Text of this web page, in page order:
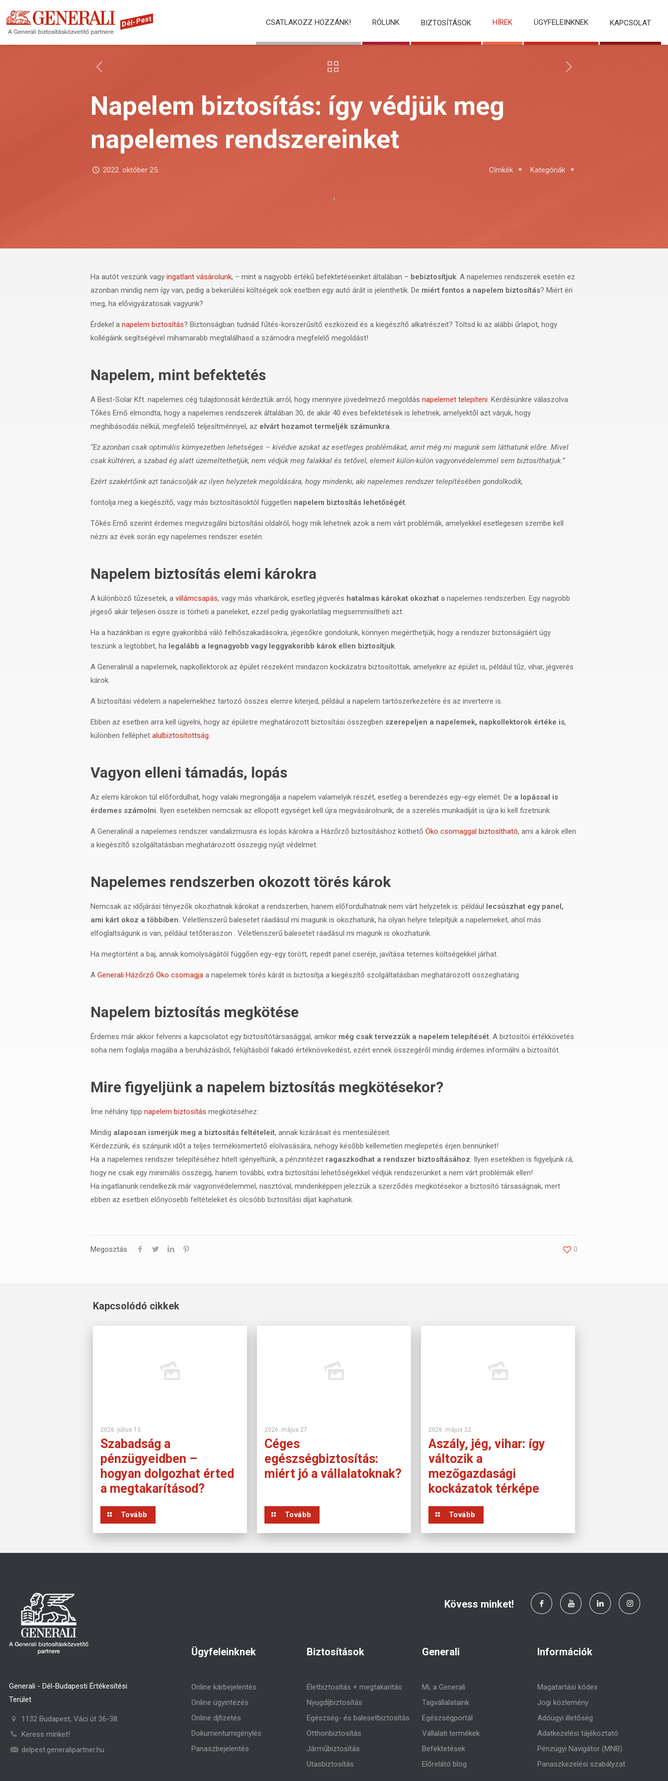
Dél-Pest CSATLAKOZZ HOZZÁNK! RÓLUNK BIZTOSÍTÁSOK HÍREK ÜGYFELEINKNEK KAPCSOLAT
Napelem biztosítás: így védjük meg
napelemes rendszereinket
2022. október 25. Kategóriák
Címkék
Ha autót veszünk vagy ingatlant vásárolunk, – mint a nagyobb értékű befektetéseinket általában – bebiztosítjuk. A napelemes rendszerek esetén ez
azonban mindig nem így van, pedig a bekerülési költségek sok esetben egy autó árát is jelenthetik. De miért fontos a napelem biztosítás? Miért éri
meg, ha elővigyázatosak vagyunk?
Érdekel a napelem biztosítás? Biztonságban tudnád fűtés-korszerűsítő eszközeid és a kiegészítő alkatrészeit? Töltsd ki az alábbi űrlapot, hogy
kollégáink segítségével mihamarabb megtalálhasd a számodra megfelelő megoldást!
Napelem, mint befektetés
A Best-Solar Kft. napelemes cég tulajdonosát kérdeztük arról, hogy mennyire jövedelmező megoldás napelemet telepíteni. Kérdésünkre válaszolva
Tőkés Ernő elmondta, hogy a napelemes rendszerek általában 30, de akár 40 éves befektetések is lehetnek, amelyektől azt várjuk, hogy
meghibásodás nélkül, megfelelő teljesítménnyel, az elvárt hozamot termeljék számunkra.
“Ez azonban csak optimális környezetben lehetséges – kivédve azokat az esetleges problémákat, amit még mi magunk sem láthatunk előre. Mivel
csak kültéren, a szabad ég alatt üzemeltethetjük, nem védjük meg falakkal és tetővel, elemeit külön-külön vagyonvédelemmel sem biztosíthatjuk.”
Ezért szakértőink azt tanácsolják az ilyen helyzetek megoldására, hogy mindenki, aki napelemes rendszer telepítésében gondolkodik,
fontolja meg a kiegészítő, vagy más biztosításoktól független napelem biztosítás lehetőségét.
Tőkés Ernő szerint érdemes megvizsgálni biztosítási oldalról, hogy mik lehetnek azok a nem várt problémák, amelyekkel esetlegesen szembe kell
nézni az évek során egy napelemes rendszer esetén.
Napelem biztosítás elemi károkra
A különböző tűzesetek, a villámcsapás, vagy más viharkárok, esetleg jégverés hatalmas károkat okozhat a napelemes rendszerben. Egy nagyobb
jégeső akár teljesen össze is törheti a paneleket, ezzel pedig gyakorlatilag megsemmisítheti azt.
Ha a hazánkban is egyre gyakoribbá váló felhőszakadásokra, jégesőkre gondolunk, könnyen megérthetjük, hogy a rendszer biztonságáért úgy
teszünk a legtöbbet, ha legalább a legnagyobb vagy leggyakoribb károk ellen biztosítjuk.
A Generalinál a napelemek, napkollektorok az épület részeként mindazon kockázatra biztosítottak, amelyekre az épület is, például tűz, vihar, jégverés
károk.
A biztosítási védelem a napelemekhez tartozó összes elemre kiterjed, például a napelem tartószerkezetére és az inverterre is.
Ebben az esetben arra kell ügyelni, hogy az épületre meghatározott biztosítási összegben szerepeljen a napelemek, napkollektorok értéke is,
különben felléphet alulbiztosítottság.
Vagyon elleni támadás, lopás
Az elemi károkon túl előfordulhat, hogy valaki megrongálja a napelem valamelyik részét, esetleg a berendezés egy-egy elemét. De a lopással is
érdemes számolni. Ilyen esetekben nemcsak az ellopott egységet kell újra megvásárolnunk, de a szerelés munkadíját is újra ki kell fizetnünk.
A Generalinál a napelemes rendszer vandalizmusra és lopás károkra a Házőrző biztosításhoz köthető Öko csomaggal biztosítható, ami a károk ellen
a kiegészítő szolgáltatásban meghatározott összegig nyújt védelmet.
Napelemes rendszerben okozott törés károk
Nemcsak az időjárási tényezők okozhatnak károkat a rendszerben, hanem előfordulhatnak nem várt helyzetek is: például lecsúszhat egy panel,
ami kárt okoz a többiben. Véletlenszerű balesetet ráadásul mi magunk is okozhatunk, ha olyan helyre telepítjük a napelemeket, ahol más
elfoglaltságunk is van, például tetőteraszon . Véletlenszerű balesetet ráadásul mi magunk is okozhatunk.
Ha megtörtént a baj, annak komolyságától függően egy-egy törött, repedt panel cseréje, javítása tetemes költségekkel járhat.
A Generali Házőrző Öko csomagja a napelemek törés kárát is biztosítja a kiegészítő szolgáltatásban meghatározott összeghatárig.
Napelem biztosítás megkötése
Érdemes már akkor felvenni a kapcsolatot egy biztosítótársasággal, amikor még csak tervezzük a napelem telepítését. A biztosítói értékkövetés
soha nem foglalja magába a beruházásból, felújításból fakadó értéknövekedést, ezért ennek összegéről mindig érdemes informálni a biztosítót.
Mire figyeljünk a napelem biztosítás megkötésekor?
Íme néhány tipp napelem biztosítás megkötéséhez:
Mindig alaposan ismerjük meg a biztosítás feltételeit, annak kizárásait és mentesüléseit.
Kérdezzünk, és szánjunk időt a teljes termékismertető elolvasására, nehogy később kellemetlen meglepetés érjen bennünket!
Ha a napelemes rendszer telepítéséhez hitelt igényeltünk, a pénzintézet ragaszkodhat a rendszer biztosításához. Ilyen esetekben is figyeljünk rá,
hogy ne csak egy minimális összegig, hanem további, extra biztosítási lehetőségekkel védjük rendszerünket a nem várt problémák ellen!
Ha ingatlanunk rendelkezik már vagyonvédelemmel, riasztóval, mindenképpen jelezzük a szerződés megkötésekor a biztosító társaságnak, mert
ebben az esetben előnyösebb feltételeket és olcsóbb biztosítási díjat kaphatunk.
Megosztás 0
Kapcsolódó cikkek
2026. július 13.
Szabadság a
pénzügyeidben –
hogyan dolgozhat érted
a megtakarításod?
Tovább
2026. május 27.
Céges
egészségbiztosítás:
miért jó a vállalatoknak?
Tovább
2026. május 22.
Aszály, jég, vihar: így
változik a
mezőgazdasági
kockázatok térképe
Tovább
Generali - Dél-Budapesti Értékesítési
Terület
1132 Budapest, Váci út 36-38.
Keress minket!
delpest.generalipartner.hu
Kövess minket!
Ügyfeleinknek
Online kárbejelentés
Online ügyintézés
Online djfizetés
Dokumentumigénylés
Panaszbejelentés
Biztosítások
Életbiztosítás + megtakarítás
Nyugdíjbiztosítás
Egészség- és balesetbiztosítás
Otthonbiztosítás
Járműbiztosítás
Utasbiztosítás
Generali
Mi, a Generali
Tagvállalataink
Egészségportál
Vállalati termékek
Befektetések
Előrelátó blog
Információk
Magatartási kódex
Jogi közlemény
Adóügyi illetőség
Adatkezelési tájékoztató
Pénzügyi Navigátor (MNB)
Panaszkezelési szabályzat